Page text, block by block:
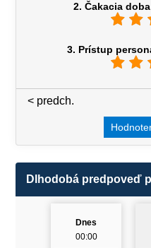
2. Čakacia
3. Prístup
< predch.
Dlhodobá predpoveď
Dnes
00:00